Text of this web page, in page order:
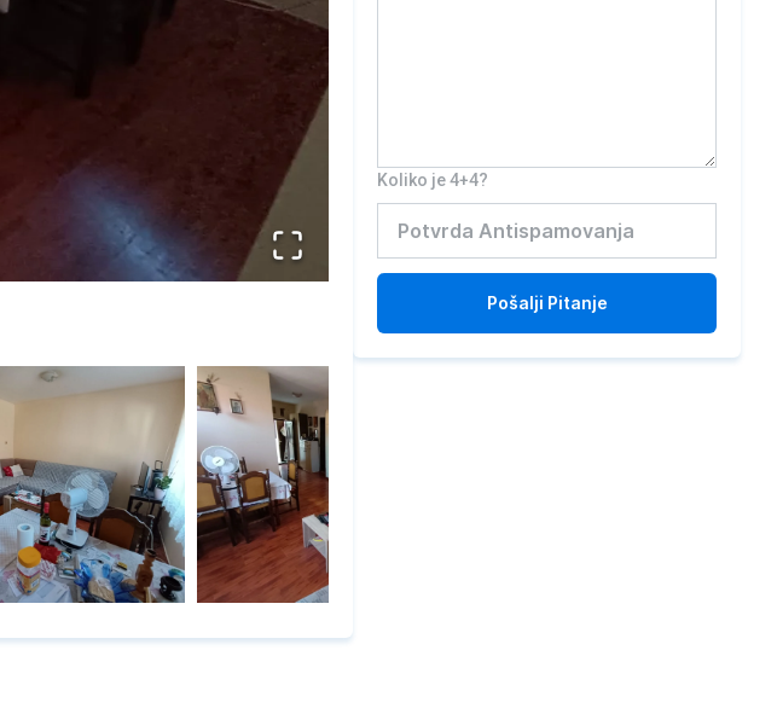
Koliko je 4+4?
Pošalji Pitanje